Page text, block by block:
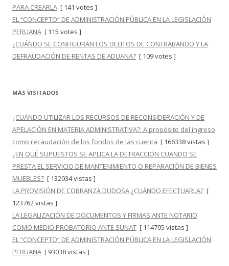
PARA CREARLA [ 141 votes ]
EL “CONCEPTO” DE ADMINISTRACIÓN PÚBLICA EN LA LEGISLACIÓN
PERUANA [ 115 votes ]
¿CUÁNDO SE CONFIGURAN LOS DELITOS DE CONTRABANDO Y LA
DEFRAUDACIÓN DE RENTAS DE ADUANA? [ 109 votes ]
MÁS VISITADOS
¿CUÁNDO UTILIZAR LOS RECURSOS DE RECONSIDERACIÓN Y DE
APELACIÓN EN MATERIA ADMINISTRATIVA?: A propósito del ingreso
como recaudación de los fondos de las cuenta [ 166338 vistas ]
¿EN QUÉ SUPUESTOS SE APLICA LA DETRACCIÓN CUANDO SE
PRESTA EL SERVICIO DE MANTENIMIENTO O REPARACIÓN DE BIENES
MUEBLES? [ 132034 vistas ]
LA PROVISIÓN DE COBRANZA DUDOSA ¿CUÁNDO EFECTUARLA? [
123762 vistas ]
LA LEGALIZACIÓN DE DOCUMENTOS Y FIRMAS ANTE NOTARIO
COMO MEDIO PROBATORIO ANTE SUNAT [ 114795 vistas ]
EL “CONCEPTO” DE ADMINISTRACIÓN PÚBLICA EN LA LEGISLACIÓN
PERUANA [ 93038 vistas ]